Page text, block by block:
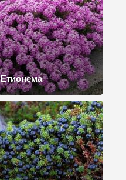
Етионема